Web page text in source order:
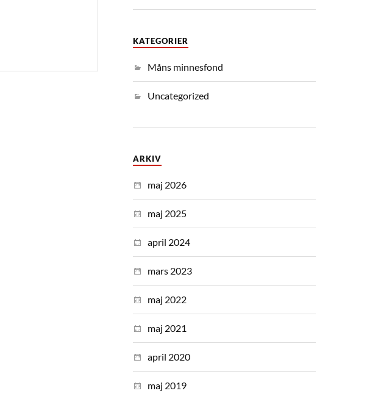
KATEGORIER
Måns minnesfond
Uncategorized
ARKIV
maj 2026
maj 2025
april 2024
mars 2023
maj 2022
maj 2021
april 2020
maj 2019